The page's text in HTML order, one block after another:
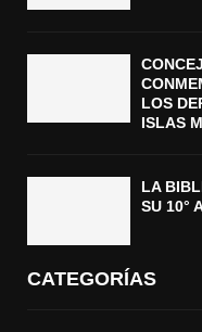
LOS
ISLAS
LA
SU 10°
CATEGORÍAS